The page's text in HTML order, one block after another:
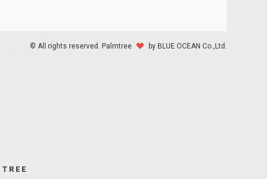
© All rights reserved. Palmtree by BLUE OCEAN Co.,Ltd.